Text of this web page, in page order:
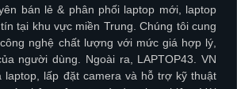
bán lẻ & phân phối laptop mới, laptop
tại khu vực miền Trung. Chúng tôi cung
nghệ chất lượng với mức giá hợp lý,
người dùng. Ngoài ra, LAPTOP43. VN
laptop, lấp đặt camera và hỗ trợ kỹ thuật